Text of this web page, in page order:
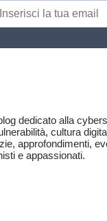
dedicato alla
cultura
approfondimenti,
e appassionati.